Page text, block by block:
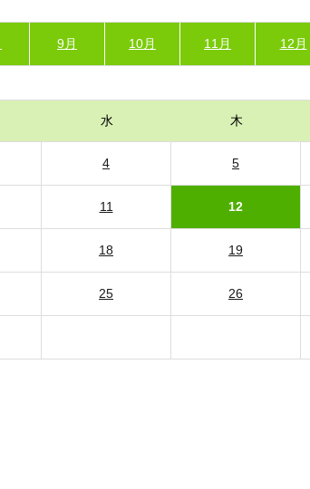
9月 10月 11月 12月
水 木
4 5
11 12
18 19
25 26